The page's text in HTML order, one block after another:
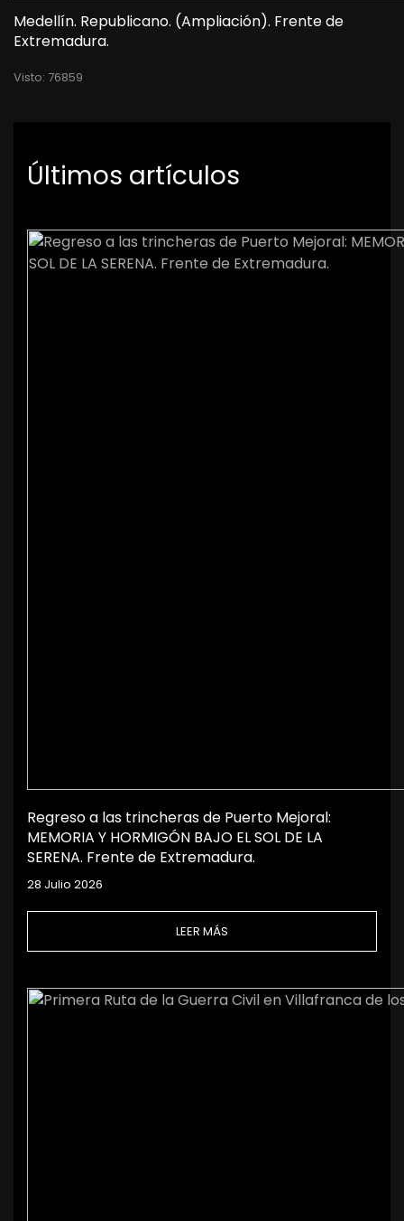
Medellín. Republicano. (Ampliación). Frente de
Extremadura.
Visto: 76859
Últimos artículos
Regreso a las trincheras de Puerto Mejoral:
MEMORIA Y HORMIGÓN BAJO EL SOL DE LA
SERENA. Frente de Extremadura.
28 Julio 2026
LEER MÁS